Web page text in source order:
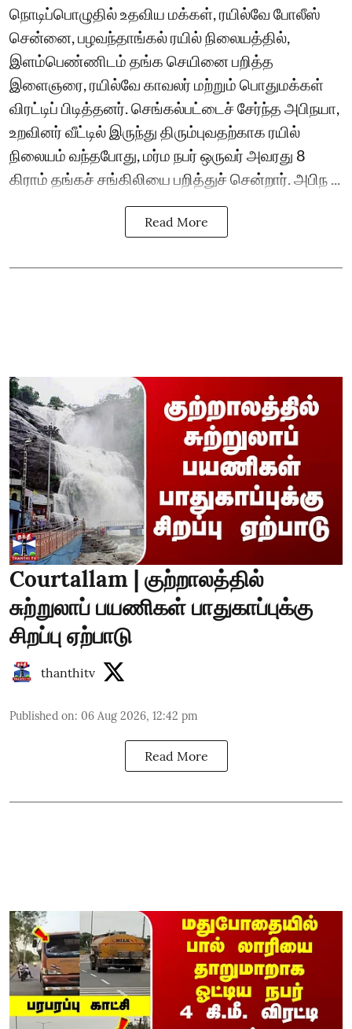
நொடிப்பொழுதில் உதவிய மக்கள், ரயில்வே போலீஸ்
சென்னை, பழவந்தாங்கல் ரயில் நிலையத்தில்,
இளம்பெண்ணிடம் தங்க செயினை பறித்த
இளைஞரை, ரயில்வே காவலர் மற்றும் பொதுமக்கள்
விரட்டிப் பிடித்தனர். செங்கல்பட்டைச் சேர்ந்த அபிநயா,
உறவினர் வீட்டில் இருந்து திரும்புவதற்காக ரயில்
நிலையம் வந்தபோது, மர்ம நபர் ஒருவர் அவரது 8
கிராம் தங்கச் சங்கிலியை பறித்துச் சென்றார். அபிந ...
Read More
Courtallam | குற்றாலத்தில்
சுற்றுலாப் பயணிகள் பாதுகாப்புக்கு
சிறப்பு ஏற்பாடு
thanthitv
Published on: 06 Aug 2026, 12:42 pm
Read More